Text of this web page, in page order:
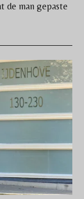
de man gepaste